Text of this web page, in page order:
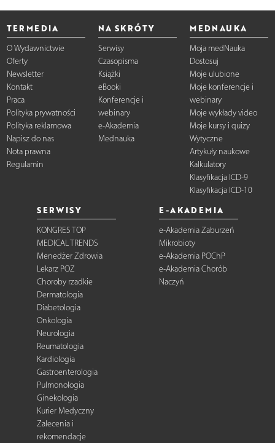
TERMEDIA
O Wydawnictwie
Oferty
Newsletter
Kontakt
Praca
Polityka prywatności
Polityka reklamowa
Napisz do nas
Nota prawna
Regulamin
NA SKRÓTY
Serwisy
Czasopisma
Książki
eBooki
Konferencje i
webinary
e-Akademia
Mednauka
MEDNAUKA
Moja medNauka
Dostosuj
Moje ulubione
Moje konferencje i
webinary
Moje wykłady video
Moje kursy i quizy
Wytyczne
Artykuły naukowe
Kalkulatory
Klasyfikacja ICD-9
Klasyfikacja ICD-10
SERWISY
KONGRES TOP
MEDICAL TRENDS
Menedżer Zdrowia
Lekarz POZ
Choroby rzadkie
Dermatologia
Diabetologia
Onkologia
Neurologia
Reumatologia
Kardiologia
Gastroenterologia
Pulmonologia
Ginekologia
Kurier Medyczny
Zalecenia i
rekomendacje
E-AKADEMIA
e-Akademia Zaburzeń
Mikrobioty
e-Akademia POChP
e-Akademia Chorób
Naczyń